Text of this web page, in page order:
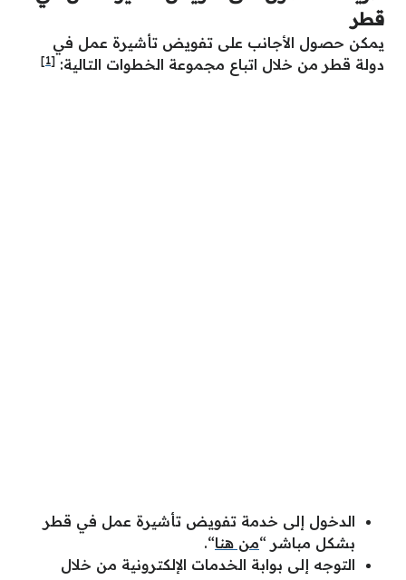
قطر
يمكن حصول الأجانب على تفويض تأشيرة عمل في
دولة قطر من خلال اتباع مجموعة الخطوات التالية: [1]
الدخول إلى خدمة تفويض تأشيرة عمل في قطر
بشكل مباشر “من هنا“.
التوجه إلى بوابة الخدمات الإلكترونية من خلال